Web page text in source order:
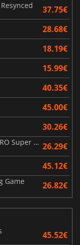
37.75€
28.68€
18.19€
15.99€
40.35€
45.00€
30.26€
DRAGON BALL Sparking! ZERO Super Limit Breaking NEO 26.29€
45.12€
Game 26.82€
45.52€